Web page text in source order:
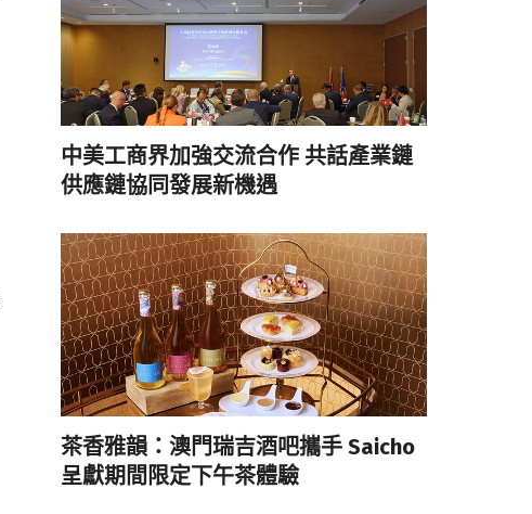
中美工商界加強交流合作 共話產業鏈
供應鏈協同發展新機遇
茶香雅韻：澳門瑞吉酒吧攜手 Saicho
呈獻期間限定下午茶體驗